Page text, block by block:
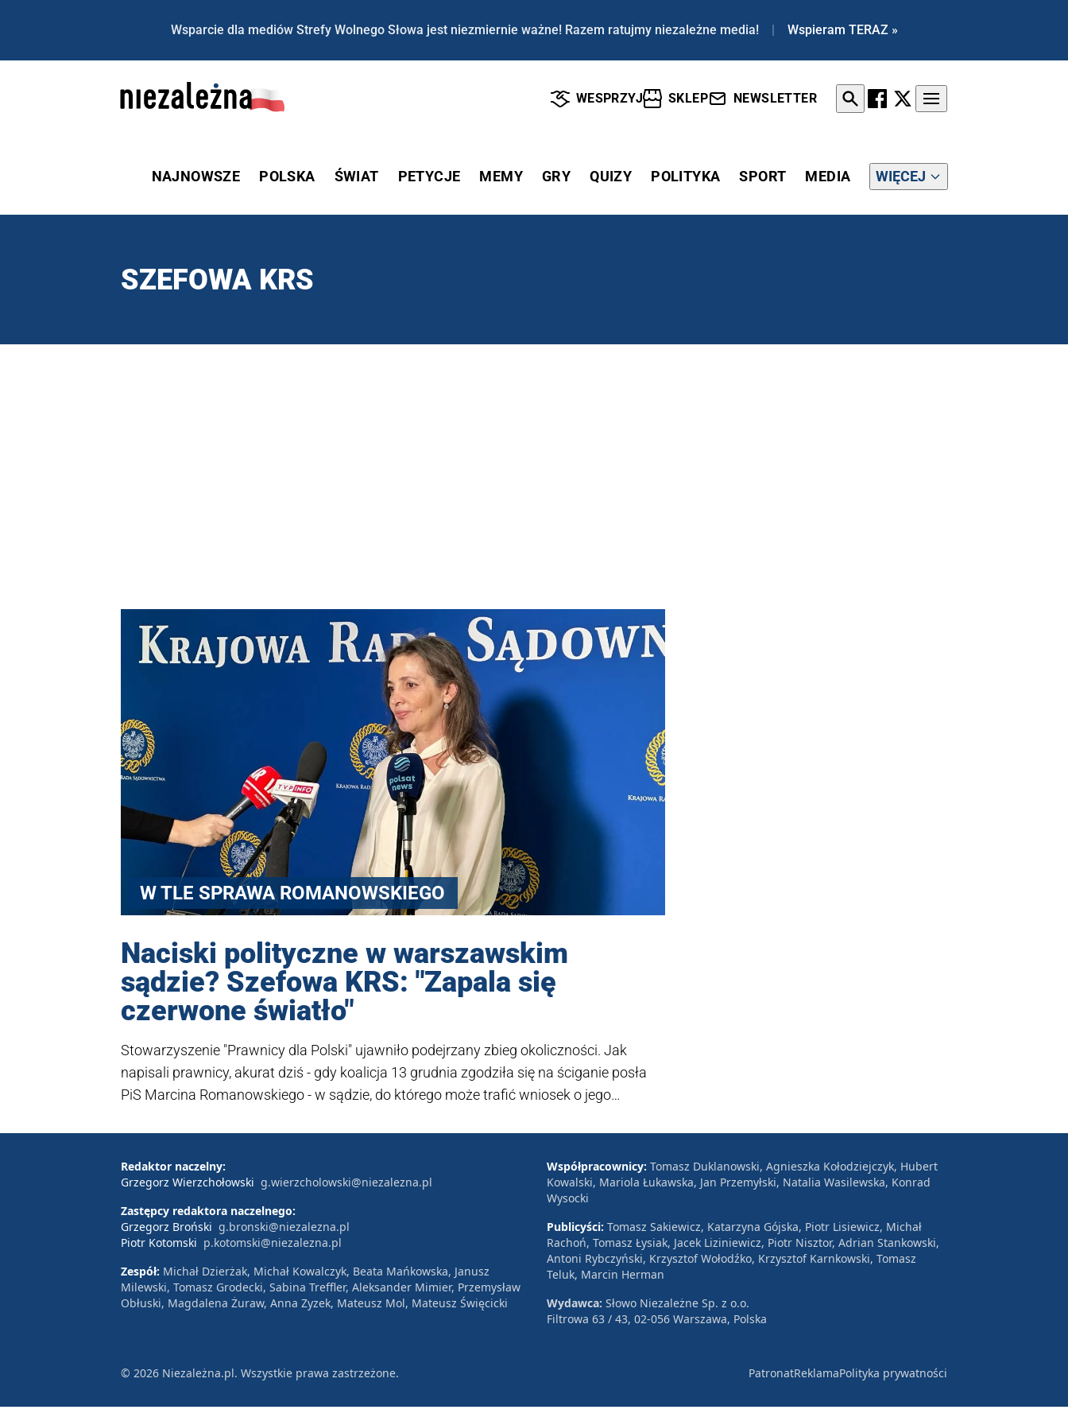
Wsparcie dla mediów Strefy Wolnego Słowa jest niezmiernie ważne! Razem ratujmy niezależne media! | Wspieram TERAZ »
WESPRZYJ SKLEP NEWSLETTER
NAJNOWSZE POLSKA ŚWIAT PETYCJE MEMY GRY QUIZY POLITYKA SPORT MEDIA WIĘCEJ
SZEFOWA KRS
W TLE SPRAWA ROMANOWSKIEGO
Naciski polityczne w warszawskim
sądzie? Szefowa KRS: "Zapala się
czerwone światło"
Stowarzyszenie "Prawnicy dla Polski" ujawniło podejrzany zbieg okoliczności. Jak
napisali prawnicy, akurat dziś - gdy koalicja 13 grudnia zgodziła się na ściganie posła
PiS Marcina Romanowskiego - w sądzie, do którego może trafić wniosek o jego
niebywałym skandalem" - skomentowała szefowa KRS sędzia Dagmara Pawełczyk-
Woicka.
Redaktor naczelny:
Grzegorz Wierzchołowski g.wierzcholowski@niezalezna.pl
Zastępcy redaktora naczelnego:
Grzegorz Broński g.bronski@niezalezna.pl
Piotr Kotomski p.kotomski@niezalezna.pl
Zespół: Michał Dzierżak, Michał Kowalczyk, Beata Mańkowska, Janusz
Milewski, Tomasz Grodecki, Sabina Treffler, Aleksander Mimier, Przemysław
Obłuski, Magdalena Żuraw, Anna Zyzek, Mateusz Mol, Mateusz Święcicki
Współpracownicy: Tomasz Duklanowski, Agnieszka Kołodziejczyk, Hubert
Kowalski, Mariola Łukawska, Jan Przemyłski, Natalia Wasilewska, Konrad
Wysocki
Publicyści: Tomasz Sakiewicz, Katarzyna Gójska, Piotr Lisiewicz, Michał
Rachoń, Tomasz Łysiak, Jacek Liziniewicz, Piotr Nisztor, Adrian Stankowski,
Antoni Rybczyński, Krzysztof Wołodźko, Krzysztof Karnkowski, Tomasz
Teluk, Marcin Herman
Wydawca: Słowo Niezależne Sp. z o.o.
Filtrowa 63 / 43, 02-056 Warszawa, Polska
© 2026 Niezależna.pl. Wszystkie prawa zastrzeżone. PatronatReklamaPolityka prywatności